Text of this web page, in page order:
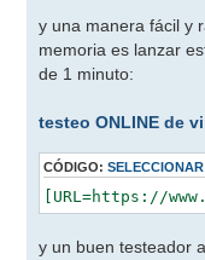
y una manera fácil y
memoria es lanzar
de 1 minuto:
testeo ONLINE de
CÓDIGO:
y un buen testeador